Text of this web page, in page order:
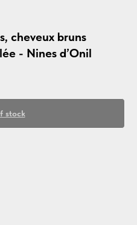
cheveux bruns
- Nines d’Onil
stock